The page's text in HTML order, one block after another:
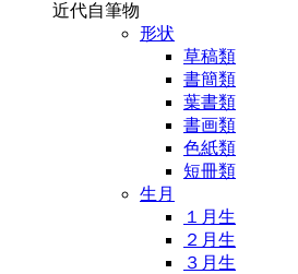
近代自筆物
形状
草稿類
書簡類
葉書類
書画類
色紙類
短冊類
生月
１月生
２月生
３月生